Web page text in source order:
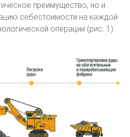
преимущество, но и
себестоимости на каждой
операции (рис. 1).